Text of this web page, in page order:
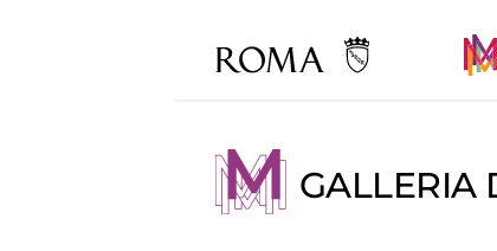
GALLERIA